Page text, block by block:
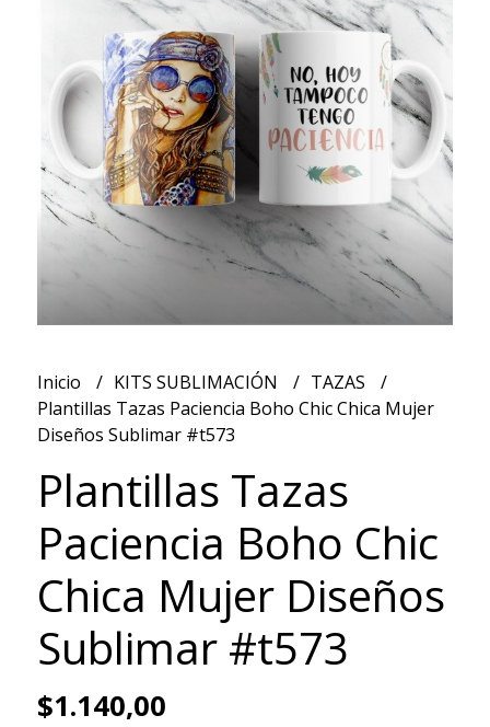
Inicio KITS SUBLIMACIÓN
TAZAS
Plantillas Tazas Paciencia Boho Chic Chica Mujer
Diseños Sublimar #t573
Plantillas Tazas
Paciencia Boho Chic
Chica Mujer Diseños
Sublimar #t573
$1.140,00